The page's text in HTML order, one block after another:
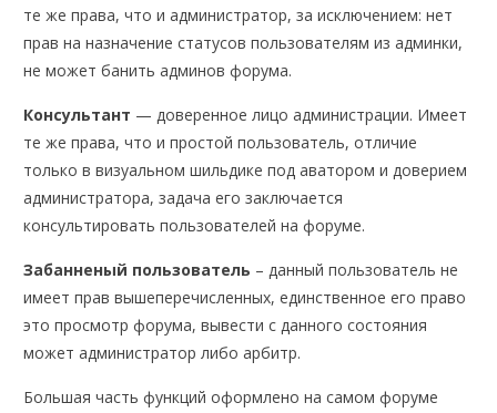
те же права, что и администратор, за исключением: нет
прав на назначение статусов пользователям из админки,
не может банить админов форума.
Консультант — доверенное лицо администрации. Имеет
те же права, что и простой пользователь, отличие
только в визуальном шильдике под аватором и доверием
администратора, задача его заключается
консультировать пользователей на форуме.
Забанненый пользователь – данный пользователь не
имеет прав вышеперечисленных, единственное его право
это просмотр форума, вывести с данного состояния
может администратор либо арбитр.
Большая часть функций оформлено на самом форуме